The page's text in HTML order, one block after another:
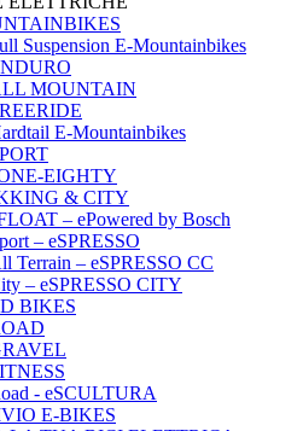
Suspension E-Mountainbikes
MOUNTAIN
E-Mountainbikes
EIGHTY
& CITY
– ePowered by Bosch
– eSPRESSO
Terrain – eSPRESSO CC
– eSPRESSO CITY
BIKES
- eSCULTURA
E-BIKES